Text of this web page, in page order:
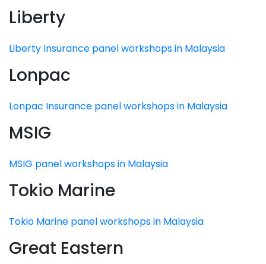
Liberty
Liberty Insurance panel workshops in Malaysia
Lonpac
Lonpac Insurance panel workshops in Malaysia
MSIG
MSIG panel workshops in Malaysia
Tokio Marine
Tokio Marine panel workshops in Malaysia
Great Eastern